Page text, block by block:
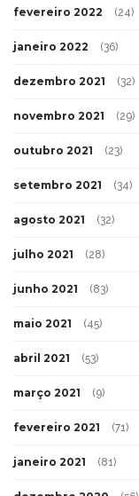
fevereiro 2022 (24)
janeiro 2022 (36)
dezembro 2021 (32)
novembro 2021 (29)
outubro 2021 (23)
setembro 2021 (34)
agosto 2021 (32)
julho 2021 (28)
junho 2021 (83)
maio 2021 (45)
abril 2021 (53)
março 2021 (9)
fevereiro 2021 (71)
janeiro 2021 (81)